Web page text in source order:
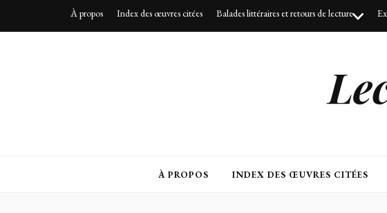
À propos Index des œuvres citées Balades littéraires et retours de lecture
À PROPOS INDEX DES ŒUVRES CITÉES